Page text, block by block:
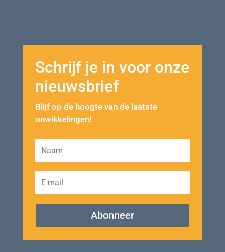
Schrijf je in voor onze
nieuwsbrief
Blijf op de hoogte van de laatste
onwikkelingen!
Abonneer